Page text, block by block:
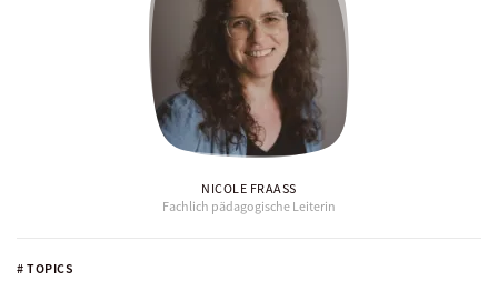
# TOPICS
NICOLE FRAASS
Fachlich pädagogische Leiterin